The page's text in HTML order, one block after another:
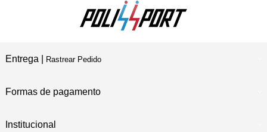
Entrega | Rastrear Pedido
Formas de pagamento
Institucional